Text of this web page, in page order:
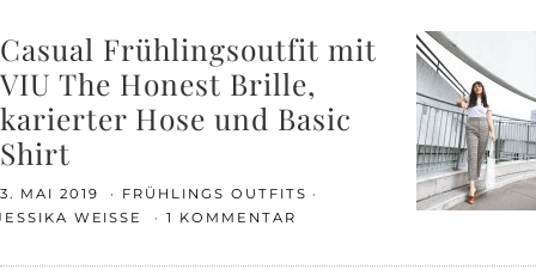
Casual Frühlingsoutfit mit
VIU The Honest Brille,
karierter Hose und Basic
Shirt
3. MAI 2019
FRÜHLINGS OUTFITS
WEISSE
1 KOMMENTAR